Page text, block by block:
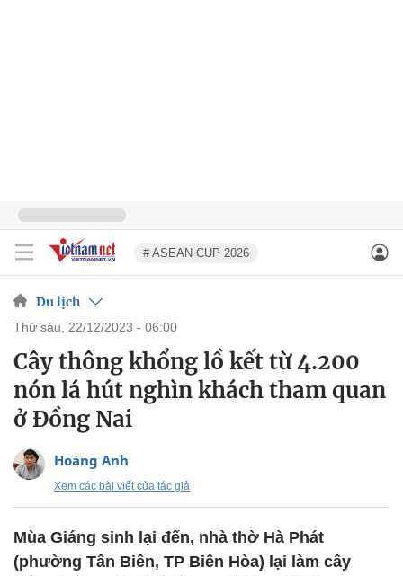
# ASEAN CUP 2026
Du lịch
thứ sáu, 22/12/2023 - 06:00
Cây thông khổng lồ kết từ 4.200
nón lá hút nghìn khách tham quan
ở Đồng Nai
Hoàng Anh
Xem các bài viết của tác giả
Mùa Giáng sinh lại đến, nhà thờ Hà Phát
(phường Tân Biên, TP Biên Hòa) lại làm cây